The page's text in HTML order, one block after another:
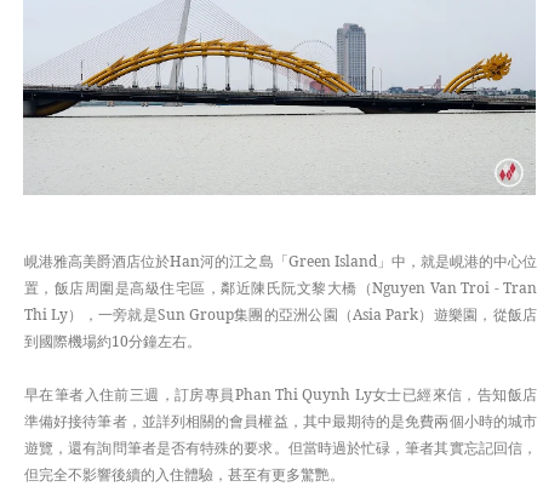
峴港雅高美爵酒店位於Han河的江之島「Green Island」中，就是峴港的中心位
置，飯店周圍是高級住宅區，鄰近陳氏阮文黎大橋（Nguyen Van Troi - Tran
Thi Ly），一旁就是Sun Group集團的亞洲公園（Asia Park）遊樂園，從飯店
到國際機場約10分鐘左右。
早在筆者入住前三週，訂房專員Phan Thi Quynh Ly女士已經來信，告知飯店
準備好接待筆者，並詳列相關的會員權益，其中最期待的是免費兩個小時的城市
遊覽，還有詢問筆者是否有特殊的要求。但當時過於忙碌，筆者其實忘記回信，
但完全不影響後續的入住體驗，甚至有更多驚艷。